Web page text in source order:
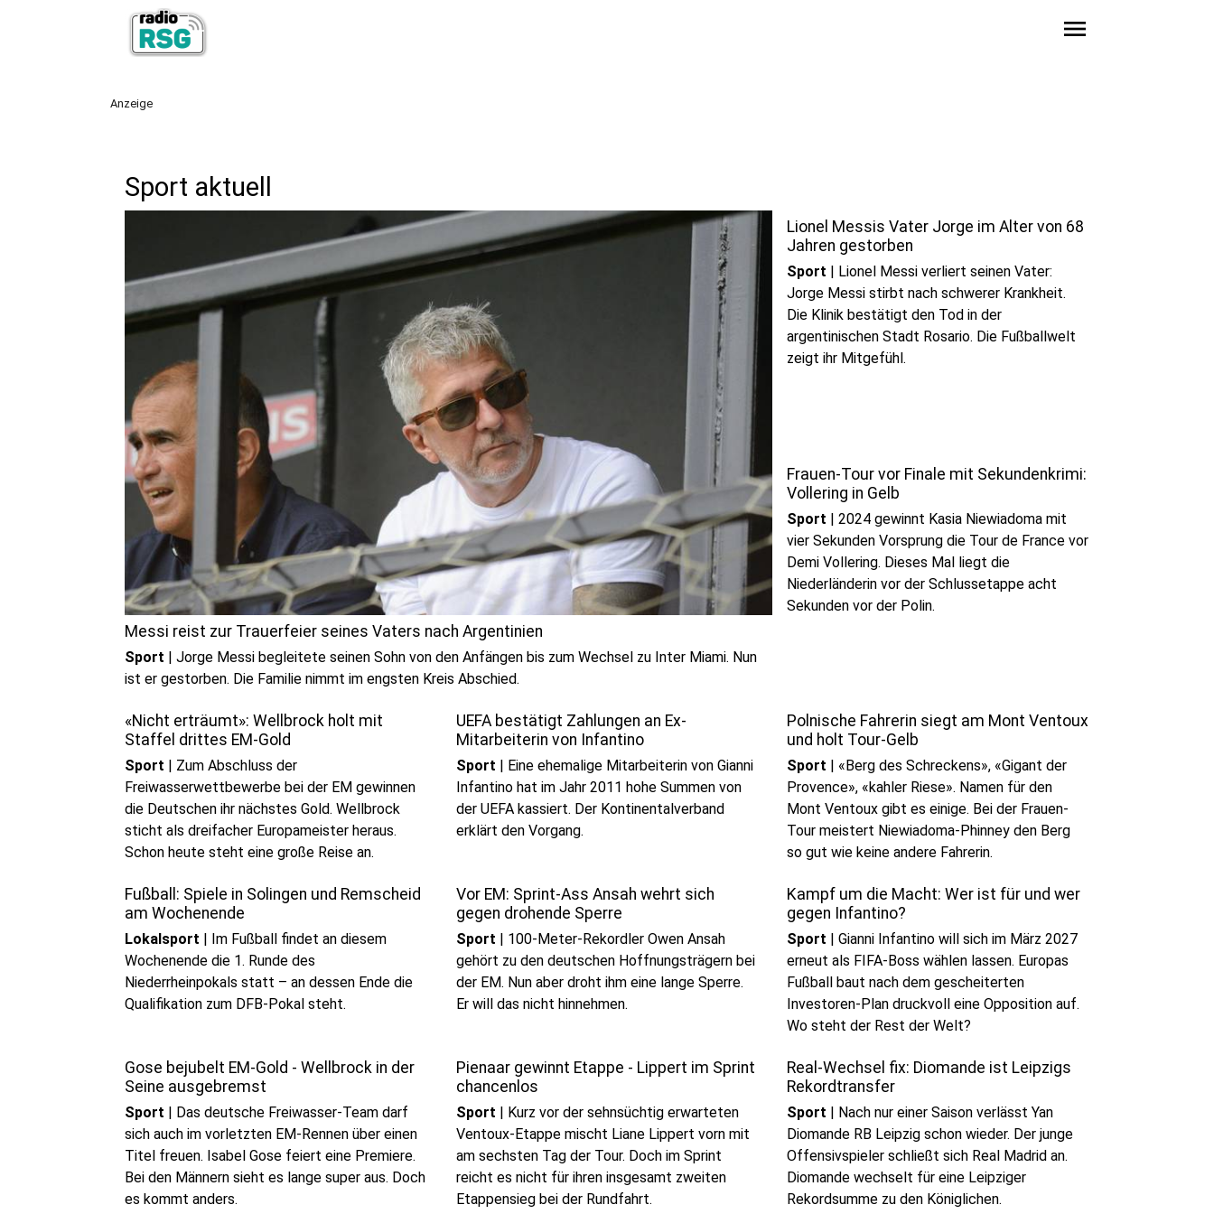
menu
Anzeige
Sport aktuell
Messi reist zur Trauerfeier seines Vaters nach Argentinien
Sport | Jorge Messi begleitete seinen Sohn von den Anfängen bis zum Wechsel zu Inter Miami. Nun
ist er gestorben. Die Familie nimmt im engsten Kreis Abschied.
Lionel Messis Vater Jorge im Alter von 68
Jahren gestorben
Sport | Lionel Messi verliert seinen Vater:
Jorge Messi stirbt nach schwerer Krankheit.
Die Klinik bestätigt den Tod in der
argentinischen Stadt Rosario. Die Fußballwelt
zeigt ihr Mitgefühl.
Frauen-Tour vor Finale mit Sekundenkrimi:
Vollering in Gelb
Sport |2024 gewinnt Kasia Niewiadoma mit
vier Sekunden Vorsprung die Tour de France vor
Demi Vollering. Dieses Mal liegt die
Niederländerin vor der Schlussetappe acht
Sekunden vor der Polin.
«Nicht erträumt»: Wellbrock holt mit
Staffel drittes EM-Gold
Sport | Zum Abschluss der
Freiwasserwettbewerbe bei der EM gewinnen
die Deutschen ihr nächstes Gold. Wellbrock
sticht als dreifacher Europameister heraus.
Schon heute steht eine große Reise an.
UEFA bestätigt Zahlungen an Ex-
Mitarbeiterin von Infantino
Sport | Eine ehemalige Mitarbeiterin von Gianni
Infantino hat im Jahr 2011 hohe Summen von
der UEFA kassiert. Der Kontinentalverband
erklärt den Vorgang.
Polnische Fahrerin siegt am Mont Ventoux
und holt Tour-Gelb
Sport |«Berg des Schreckens», «Gigant der
Provence», «kahler Riese». Namen für den
Mont Ventoux gibt es einige. Bei der Frauen-
Tour meistert Niewiadoma-Phinney den Berg
so gut wie keine andere Fahrerin.
Fußball: Spiele in Solingen und Remscheid
am Wochenende
Lokalsport | Im Fußball findet an diesem
Wochenende die 1. Runde des
Niederrheinpokals statt – an dessen Ende die
Qualifikation zum DFB-Pokal steht.
Vor EM: Sprint-Ass Ansah wehrt sich
gegen drohende Sperre
Sport | 100-Meter-Rekordler Owen Ansah
gehört zu den deutschen Hoffnungsträgern bei
der EM. Nun aber droht ihm eine lange Sperre.
Er will das nicht hinnehmen.
Kampf um die Macht: Wer ist für und wer
gegen Infantino?
Sport |Gianni Infantino will sich im März 2027
erneut als FIFA-Boss wählen lassen. Europas
Fußball baut nach dem gescheiterten
Investoren-Plan druckvoll eine Opposition auf.
Wo steht der Rest der Welt?
Gose bejubelt EM-Gold - Wellbrock in der
Seine ausgebremst
Sport | Das deutsche Freiwasser-Team darf
sich auch im vorletzten EM-Rennen über einen
Titel freuen. Isabel Gose feiert eine Premiere.
Bei den Männern sieht es lange super aus. Doch
es kommt anders.
Pienaar gewinnt Etappe - Lippert im Sprint
chancenlos
Sport | Kurz vor der sehnsüchtig erwarteten
Ventoux-Etappe mischt Liane Lippert vorn mit
am sechsten Tag der Tour. Doch im Sprint
reicht es nicht für ihren insgesamt zweiten
Etappensieg bei der Rundfahrt.
Real-Wechsel fix: Diomande ist Leipzigs
Rekordtransfer
Sport | Nach nur einer Saison verlässt Yan
Diomande RB Leipzig schon wieder. Der junge
Offensivspieler schließt sich Real Madrid an.
Diomande wechselt für eine Leipziger
Rekordsumme zu den Königlichen.